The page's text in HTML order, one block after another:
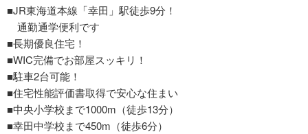
■JR東海道本線「幸田」駅徒歩9分！
通勤通学便利です
■長期優良住宅！
■WIC完備でお部屋スッキリ！
■駐車2台可能！
■住宅性能評価書取得で安心な住まい
■中央小学校まで1000m（徒歩13分）
■幸田中学校まで450m（徒歩6分）